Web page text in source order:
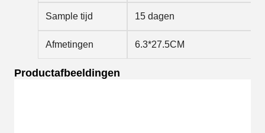
Sample tijd 15 dagen
Afmetingen 6.3*27.5CM
Productafbeeldingen